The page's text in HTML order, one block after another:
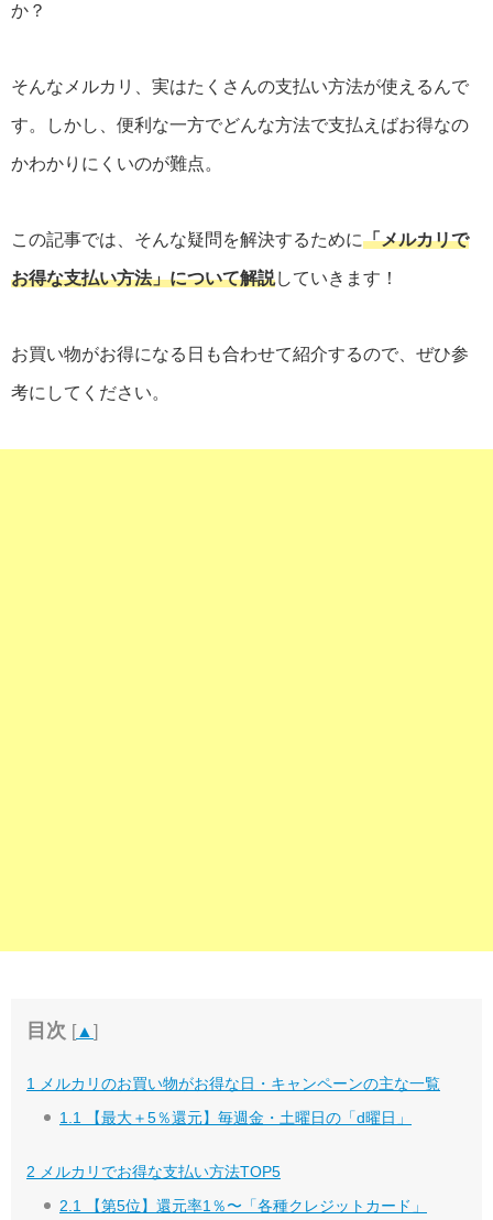
か？
そんなメルカリ、実はたくさんの支払い方法が使えるんで
す。しかし、便利な一方でどんな方法で支払えばお得なの
かわかりにくいのが難点。
この記事では、そんな疑問を解決するために「メルカリで
お得な支払い方法」について解説していきます！
お買い物がお得になる日も合わせて紹介するので、ぜひ参
考にしてください。
目次 [▲ ]
1
メルカリのお買い物がお得な日・キャンペーンの主な一覧
1.1
【最大＋5％還元】毎週金・土曜日の「d曜日」
2 メルカリでお得な支払い方法TOP5
2.1
【第5位】還元率1％〜「各種クレジットカード」